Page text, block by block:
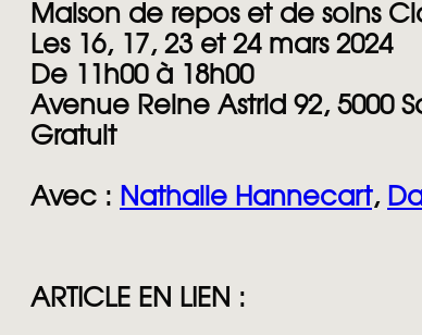
Maison de repos et de soins
​Les 16, 17, 23 et 24 mars 2024
De 11h00 à 18h00
Avenue Reine Astrid 92, 5000
Gratuit
Avec : Nathalie Hannecart,
ARTICLE EN LIEN :